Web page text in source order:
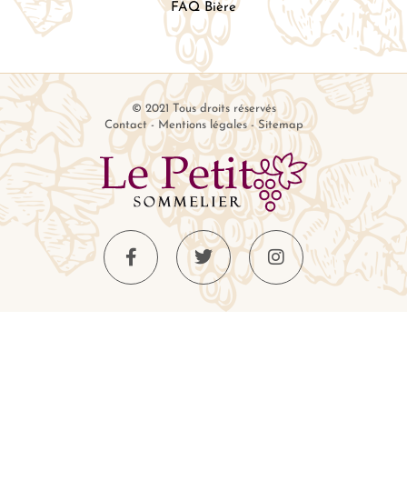
FAQ Bière
© 2021 Tous droits réservés
Contact- Mentions légales-Sitemap